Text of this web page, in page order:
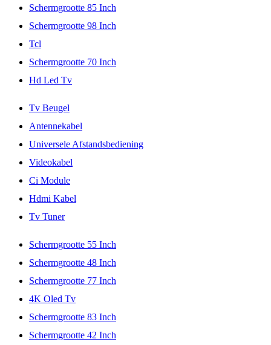
Schermgrootte 85 Inch
Schermgrootte 98 Inch
Tcl
Schermgrootte 70 Inch
Hd Led Tv
Tv Beugel
Antennekabel
Universele Afstandsbediening
Videokabel
Ci Module
Hdmi Kabel
Tv Tuner
Schermgrootte 55 Inch
Schermgrootte 48 Inch
Schermgrootte 77 Inch
4K Oled Tv
Schermgrootte 83 Inch
Schermgrootte 42 Inch